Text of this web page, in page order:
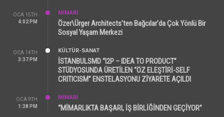
OCA 15TH
4:02 PM
MİMARİ
Özer\Ürger Architects’ten Bağcılar’da Çok Yönlü Bir
Sosyal Yaşam Merkezi
OCA 14TH
3:37 PM
KÜLTÜR-SANAT
İSTANBULSMD “I2P – IDEA TO PRODUCT”
STÜDYOSUNDA ÜRETİLEN “ÖZ ELEŞTİRİ-SELF
CRITICISM” ENSTELASYONU ZİYARETE AÇILDI
OCA 9TH
1:38 PM
MİMARİ
“MİMARLIKTA BAŞARI, İŞ BİRLİĞİNDEN GEÇİYOR”